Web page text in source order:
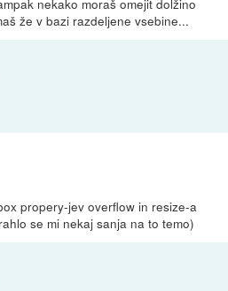
nekako moraš omejit dolžino
že v bazi razdeljene vsebine...
propery-jev overflow in resize-a
se mi nekaj sanja na to temo)